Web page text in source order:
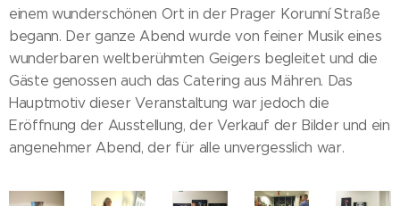
einem wunderschönen Ort in der Prager Korunní Straße
begann. Der ganze Abend wurde von feiner Musik eines
wunderbaren weltberühmten Geigers begleitet und die
Gäste genossen auch das Catering aus Mähren. Das
Hauptmotiv dieser Veranstaltung war jedoch die
Eröffnung der Ausstellung, der Verkauf der Bilder und ein
angenehmer Abend, der für alle unvergesslich war.